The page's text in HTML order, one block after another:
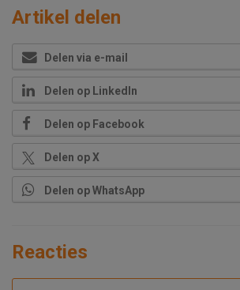
Artikel delen
Delen via e-mail
Delen op LinkedIn
Delen op Facebook
Delen op X
Delen op WhatsApp
Reacties